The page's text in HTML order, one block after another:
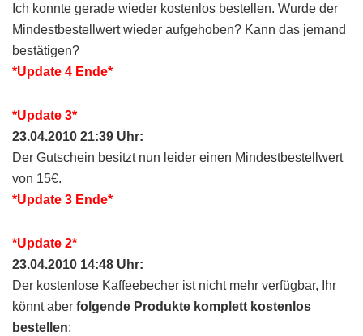
Ich konnte gerade wieder kostenlos bestellen. Wurde der
Mindestbestellwert wieder aufgehoben? Kann das jemand
bestätigen?
*Update 4 Ende*
*Update 3*
23.04.2010 21:39 Uhr:
Der Gutschein besitzt nun leider einen Mindestbestellwert
von 15€.
*Update 3 Ende*
*Update 2*
23.04.2010 14:48 Uhr:
Der kostenlose Kaffeebecher ist nicht mehr verfügbar, Ihr
könnt aber folgende Produkte komplett kostenlos
bestellen: